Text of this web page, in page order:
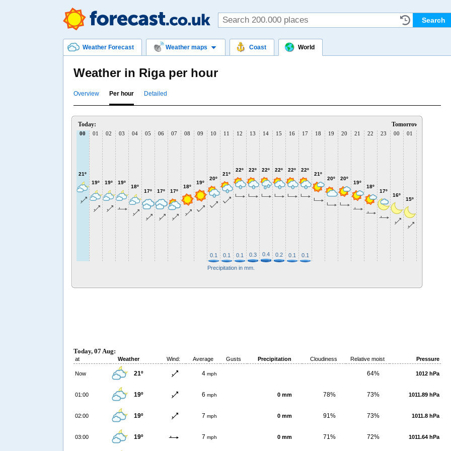
Weather Forecast Weather maps Coast World
Weather in Riga per hour
Overview Per hour Detailed
Today:
00
21º
01
19º
02
19º
03
19º
04
18º
05
17º
06
17º
07
17º
08
18º
09
19º
10
20º
Precipitation in mm.
0.1
11
21º
0.1
12
22º
0.1
13
22º
0.3
14
22º
0.4
15
22º
0.2
16
22º
0.1
17
22º
0.1
18
21º
19
20º
20
20º
21
19º
22
18º
23
17º
Tomorrow:
00
16º
01
15º
Today, 07 Aug:
at Weather Wind: Average Gusts Precipitation Cloudiness Relative moist Pressure
Now 21º 4 mph 64% 1012 hPa
01:00 19º 6 mph 0 mm 78% 73% 1011.89 hPa
02:00 19º 7 mph 0 mm 91% 73% 1011.8 hPa
03:00 19º 7 mph 0 mm 71% 72% 1011.64 hPa